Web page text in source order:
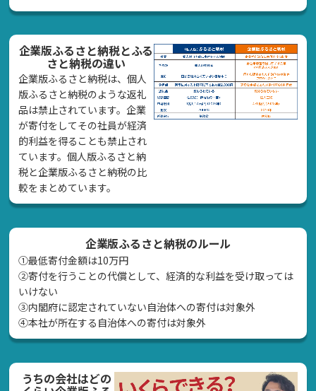
企業版ふるさと納税とふる
さと納税の違い
企業版ふるさと納税は、個人
版ふるさと納税のような返礼
品は禁止されています。企業
が寄付をしてその社員が経済
的利益を得ることも禁止され
ています。個人版ふるさと納
税と企業版ふるさと納税の比
較をまとめています。
企業版ふるさと納税のルール
①最低寄付金額は10万円
②寄付を行うことの代償として、経済的な利益を受け取っては
いけない
➂内閣府に認定されていない自治体への寄付は対象外
④本社が所在する自治体への寄付は対象外
うちの会社はどの